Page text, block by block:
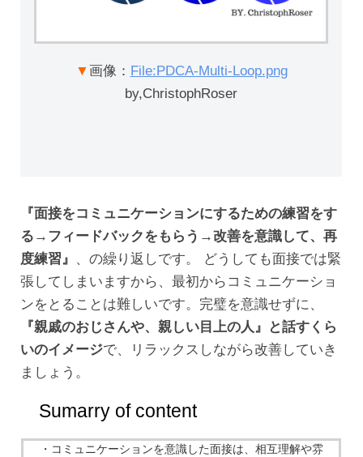
▼ 画像： File:PDCA-Multi-Loop.png
by,ChristophRoser
『面接をコミュニケーションにするための練習をす
る→フィードバックをもらう→改善を意識して、再
度練習』 、の繰り返しです。 どうしても面接では緊
張してしまいますから、最初からコミュニケーショ
ンをとることは難しいです。完璧を意識せずに、
『親戚のおじさんや、親しい目上の人』と話すくら
いのイメージで、リラックスしながら改善していき
ましょう。
Sumarry of content
・コミュニケーションを意識した面接は、相互理解や雰